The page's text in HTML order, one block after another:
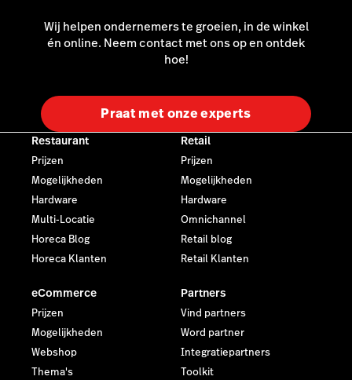
Wij helpen ondernemers te groeien, in de winkel
én online. Neem contact met ons op en ontdek
hoe!
Praat met onze experts
Restaurant
Prijzen
Mogelijkheden
Hardware
Multi-Locatie
Horeca Blog
Horeca Klanten
Retail
Prijzen
Mogelijkheden
Hardware
Omnichannel
Retail blog
Retail Klanten
eCommerce
Prijzen
Mogelijkheden
Webshop
Thema's
Partners
Vind partners
Word partner
Integratiepartners
Toolkit